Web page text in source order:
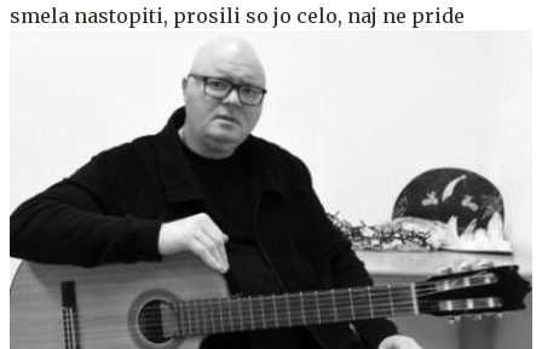
smela nastopiti, prosili so jo celo, naj ne pride